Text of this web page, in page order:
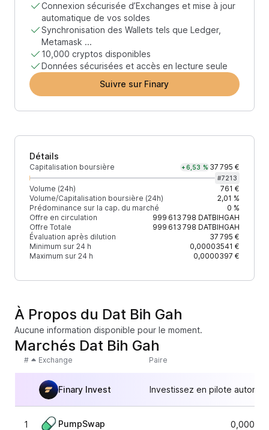
Connexion sécurisée d’Exchanges et mise à jour
automatique de vos soldes
Synchronisation des Wallets tels que Ledger,
Metamask ...
10,000 cryptos disponibles
Données sécurisées et accès en lecture seule
Suivre sur Finary
Détails
Capitalisation boursière +6,53 % 37 795 €
#7213
Volume (24h)
761 €
Volume/Capitalisation boursière (24h)
2,01 %
Prédominance sur la cap. du marché
0 %
Offre en circulation
999 613 798 DATBIHGAH
Offre Totale
999 613 798 DATBIHGAH
Évaluation après dilution
37 795 €
Minimum sur 24 h
0,00003541 €
Maximum sur 24 h
0,0000397 €
À Propos du Dat Bih Gah
Aucune information disponible pour le moment.
Marchés Dat Bih Gah
# Exchange Paire
Finary Invest Investissez en pilote
1 PumpSwap